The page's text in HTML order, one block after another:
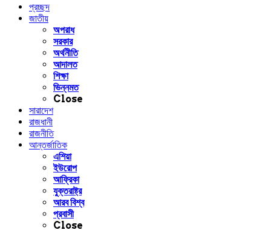
প্রচ্ছদ
জাতীয়
অপরাধ
সরকার
অর্থনীতি
আদালত
শিক্ষা
ভিন্নমত
Close
সারাদেশ
রাজধানী
রাজনীতি
আন্তর্জাতিক
এশিয়া
ইউরোপ
আফ্রিকা
যুক্তরাষ্ট্র
আরব বিশ্ব
প্রবাসী
Close